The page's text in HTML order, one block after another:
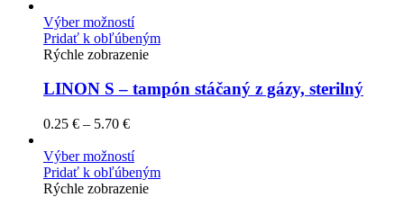
Výber možností
Pridať k obľúbeným
Rýchle zobrazenie
LINON S – tampón stáčaný z gázy, sterilný
0.25 € – 5.70 €
Výber možností
Pridať k obľúbeným
Rýchle zobrazenie